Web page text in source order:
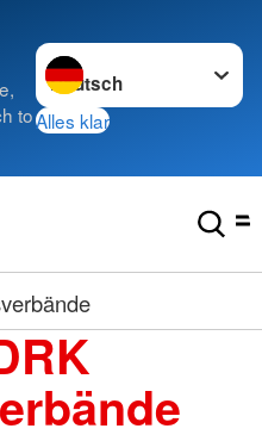
to
Sprache wechseln zu
Alles klar